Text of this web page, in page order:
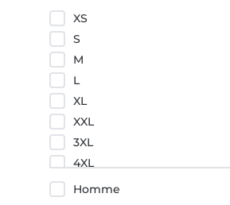
XS
S
M
L
XL
XXL
3XL
4XL
5XL
Homme